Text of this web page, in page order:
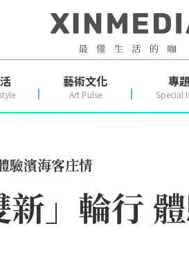
藝術文化
Art Pulse
專
Special
驗濱海客庄情
」輪行